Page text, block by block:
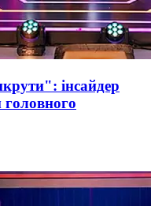
інсайдер